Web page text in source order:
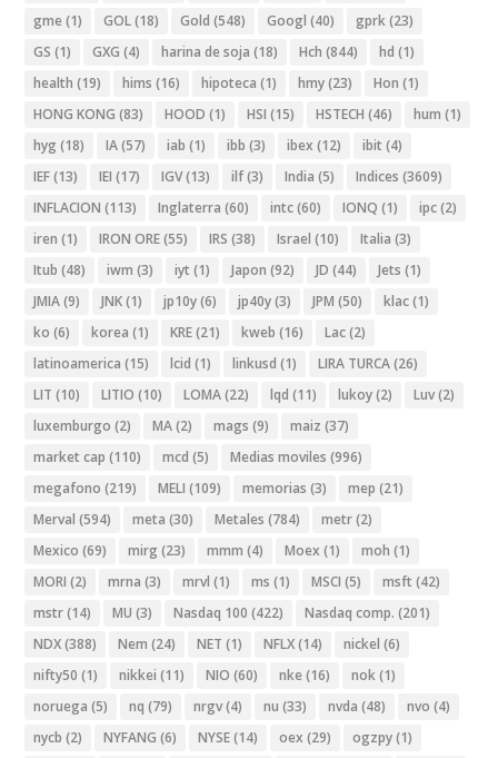
gme (1) GOL(18) Gold (548) Googl (40) gprk(23)
GS (1) GXG (4) harina de soja (18) Hch (844) hd (1)
health (19) hims (16) hipoteca (1) hmy(23) Hon (1)
HONG KONG (83) HOOD (1) HSI (15) HSTECH (46) hum (1)
hyg (18) IA(57) iab (1) ibb (3) ibex (12) ibit (4)
IEF(13) IEI (17) IGV(13) ilf(3) India (5) Indices (3609)
INFLACION (113) Inglaterra (60) intc(60) IONQ (1) ipc(2)
iren (1) IRON ORE(55) IRS (38) Israel (10) Italia (3)
Itub (48) iwm (3) iyt (1) Japon (92) JD (44) Jets (1)
JMIA(9) JNK(1) jp10y(6) jp40y(3) JPM (50) klac(1)
ko (6) korea (1) KRE(21) kweb (16) Lac(2)
latinoamerica (15) lcid (1) linkusd (1) LIRA TURCA(26)
LIT (10) LITIO (10) LOMA(22) lqd (11) lukoy(2) Luv(2)
luxemburgo (2) MA(2) mags (9) maiz (37)
market cap (110) mcd (5) Medias moviles (996)
megafono (219) MELI (109) memorias (3) mep (21)
Merval (594) meta (30) Metales (784) metr(2)
Mexico (69) mirg (23) mmm (4) Moex (1) moh (1)
MORI (2) mrna (3) mrvl (1) ms (1) MSCI (5) msft (42)
mstr(14) MU (3) Nasdaq 100 (422) Nasdaq comp. (201)
NDX(388) Nem (24) NET (1) NFLX(14) nickel (6)
nifty50 (1) nikkei (11) NIO (60) nke (16) nok(1)
noruega (5) nq (79) nrgv(4) nu (33) nvda (48) nvo (4)
nycb (2) NYFANG (6) NYSE(14) oex (29) ogzpy(1)